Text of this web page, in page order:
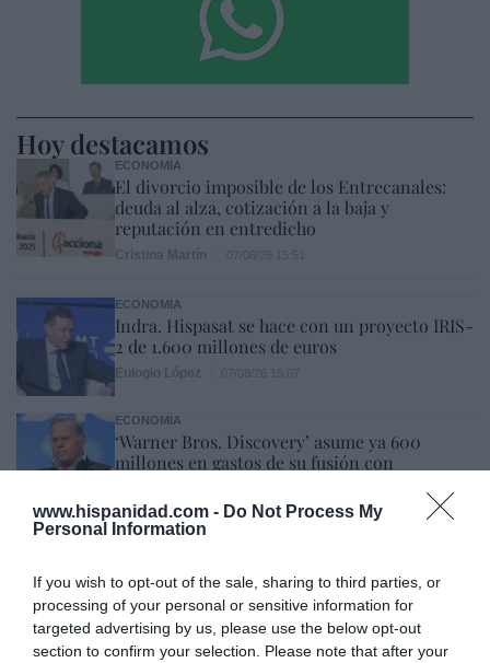
www.hispanidad.com - Do Not Process My
Personal Information
If you wish to opt-out of the sale, sharing to third parties, or
processing of your personal or sensitive information for
targeted advertising by us, please use the below opt-out
section to confirm your selection. Please note that after your
Hoy destacamos
ECONOMÍA
El divorcio imposible de los Entrecanales:
deuda al alza, cotización a la baja y
reputación en entredicho
ECONOMÍA
Indra. Hispasat se hace con un proyecto IRIS-
2 de 1.600 millones de euros
ECONOMÍA
‘Warner Bros. Discovery’ asume ya 600
millones en gastos de su fusión con
Cristina Martín 07/08/26 15:10
La ‘low cost’ británica easyJet pasará a manos
del peor fondo posible: Apollo... pero no
podrá hacerse con el control total
Cristina Martín 07/08/26 14:09